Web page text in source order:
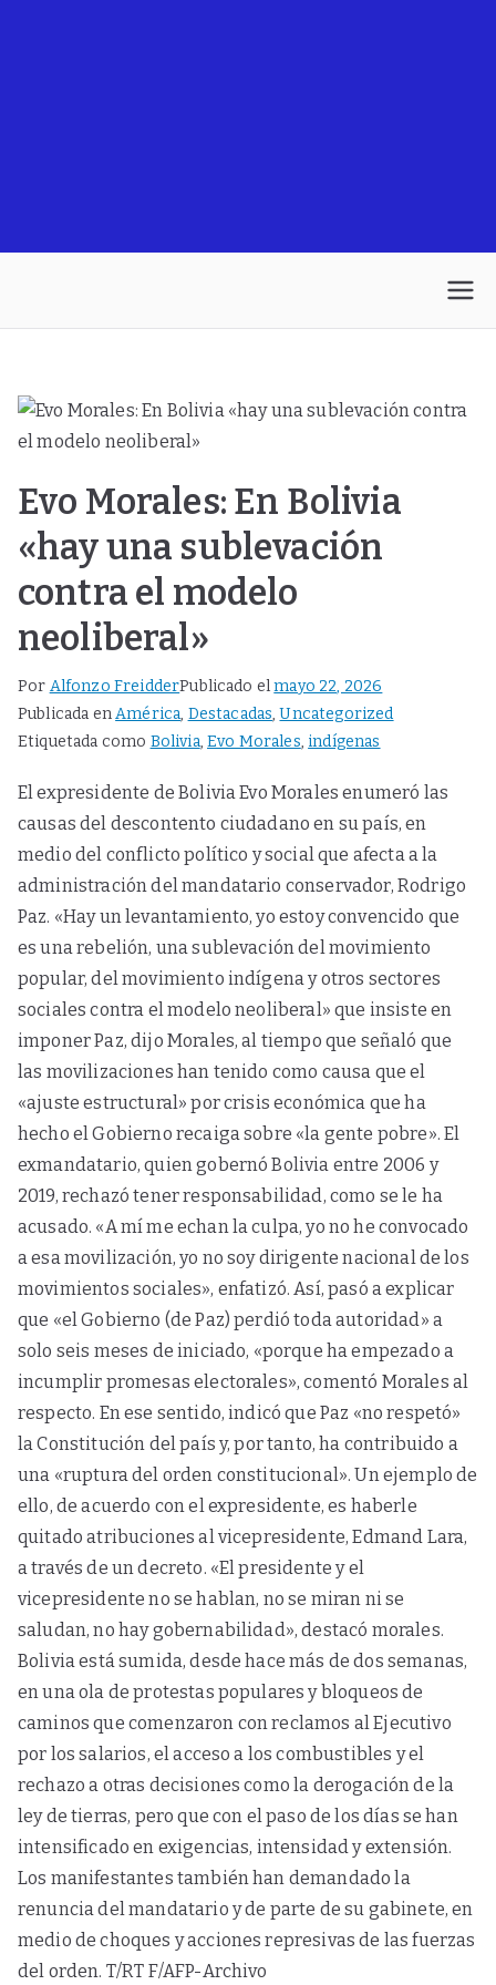
Evo Morales: En Bolivia
«hay una sublevación
contra el modelo
neoliberal»
Por Alfonzo FreidderPublicado elmayo 22, 2026
Publicada enAmérica, Destacadas,Uncategorized
Etiquetada como Bolivia,Evo Morales, indígenas
El expresidente de Bolivia Evo Morales enumeró las
causas del descontento ciudadano en su país, en
medio del conflicto político y social que afecta a la
administración del mandatario conservador, Rodrigo
Paz. «Hay un levantamiento, yo estoy convencido que
es una rebelión, una sublevación del movimiento
popular, del movimiento indígena y otros sectores
sociales contra el modelo neoliberal» que insiste en
imponer Paz, dijo Morales, al tiempo que señaló que
las movilizaciones han tenido como causa que el
«ajuste estructural» por crisis económica que ha
hecho el Gobierno recaiga sobre «la gente pobre». El
exmandatario, quien gobernó Bolivia entre 2006 y
2019, rechazó tener responsabilidad, como se le ha
acusado. «A mí me echan la culpa, yo no he convocado
a esa movilización, yo no soy dirigente nacional de los
movimientos sociales», enfatizó. Así, pasó a explicar
que «el Gobierno (de Paz) perdió toda autoridad» a
solo seis meses de iniciado, «porque ha empezado a
incumplir promesas electorales», comentó Morales al
respecto. En ese sentido, indicó que Paz «no respetó»
la Constitución del país y, por tanto, ha contribuido a
una «ruptura del orden constitucional». Un ejemplo de
ello, de acuerdo con el expresidente, es haberle
quitado atribuciones al vicepresidente, Edmand Lara,
a través de un decreto. «El presidente y el
vicepresidente no se hablan, no se miran ni se
saludan, no hay gobernabilidad», destacó morales.
Bolivia está sumida, desde hace más de dos semanas,
en una ola de protestas populares y bloqueos de
caminos que comenzaron con reclamos al Ejecutivo
por los salarios, el acceso a los combustibles y el
rechazo a otras decisiones como la derogación de la
ley de tierras, pero que con el paso de los días se han
intensificado en exigencias, intensidad y extensión.
Los manifestantes también han demandado la
renuncia del mandatario y de parte de su gabinete, en
medio de choques y acciones represivas de las fuerzas
del orden. T/RT F/AFP-Archivo